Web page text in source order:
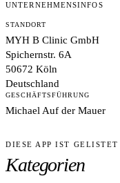
UNTERNEHMENSINFOS
STANDORT
MYH B Clinic GmbH
Spichernstr. 6A
50672 Köln
Deutschland
GESCHÄFTSFÜHRUNG
Michael Auf der Mauer
DIESE APP IST
Kategorien